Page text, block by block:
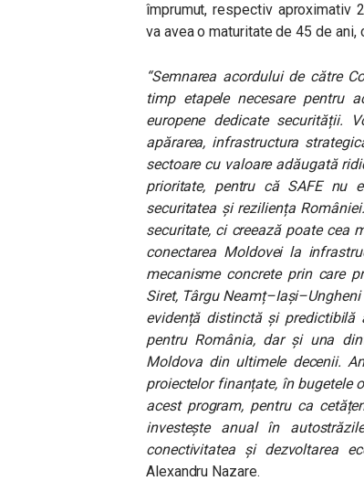
împrumut, respectiv aproximativ
va avea o maturitate de 45 de ani,
“Semnarea acordului de către
timp etapele necesare pentru
europene dedicate securității.
apărarea, infrastructura
sectoare cu valoare adăugată
prioritate, pentru că SAFE nu
securitatea și reziliența
securitate, ci creează poate cea
conectarea Moldovei la
mecanisme concrete prin care
Siret, Târgu
evidență distinctă și
pentru România, dar și una
Moldova din ultimele decenii.
proiectelor finanțate, în bugetele
acest program, pentru ca
investește anual în
conectivitatea și dezvoltarea
Alexandru Nazare.